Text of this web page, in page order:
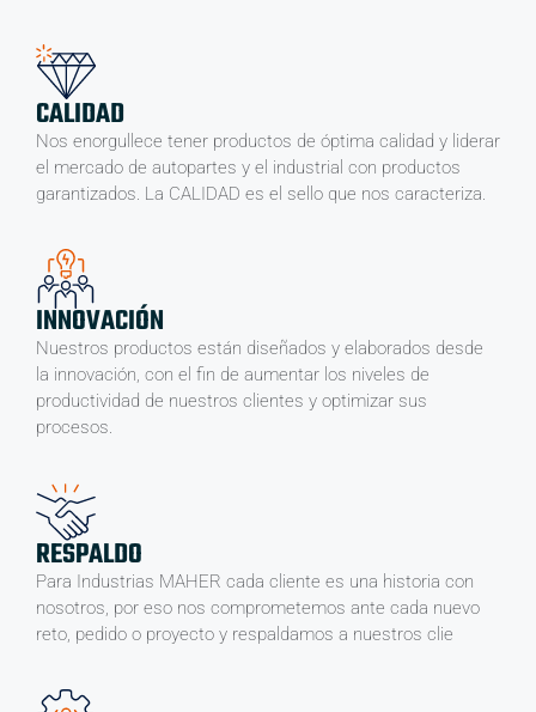
CALIDAD
Nos enorgullece tener productos de óptima calidad y liderar
el mercado de autopartes y el industrial con productos
garantizados. La CALIDAD es el sello que nos caracteriza.
INNOVACIÓN
Nuestros productos están diseñados y elaborados desde
la innovación, con el fin de aumentar los niveles de
productividad de nuestros clientes y optimizar sus
procesos.
RESPALDO
Para Industrias MAHER cada cliente es una historia con
nosotros, por eso nos comprometemos ante cada nuevo
reto, pedido o proyecto y respaldamos a nuestros clie